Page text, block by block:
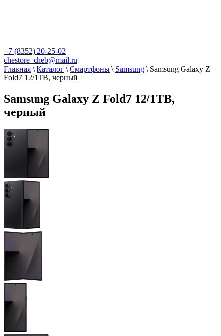
+7 (8352) 20-25-02
chestore_cheb@mail.ru
Главная \ Каталог \ Смартфоны \ Samsung \ Samsung Galaxy Z
Fold7 12/1TB, черный
Samsung Galaxy Z Fold7 12/1TB,
черный